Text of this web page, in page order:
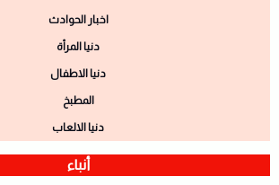
اخبار الحوادث
دنيا المرأة
دنيا الاطفال
المطبخ
دنيا الالعاب
أنباء